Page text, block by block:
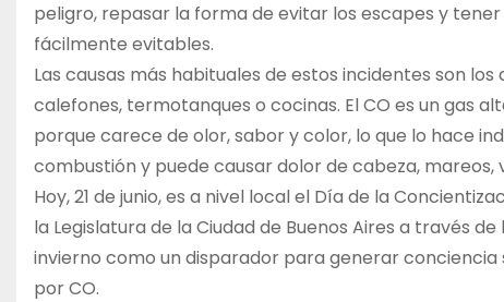
peligro, repasar la forma de evitar los escapes y
fácilmente evitables.
Las causas más habituales de estos incidentes son
calefones, termotanques o cocinas. El CO es un gas
porque carece de olor, sabor y color, lo que lo hace
combustión y puede causar dolor de cabeza,
Hoy, 21 de junio, es a nivel local el Día de la
la Legislatura de la Ciudad de Buenos Aires a través
invierno como un disparador para generar
por CO.